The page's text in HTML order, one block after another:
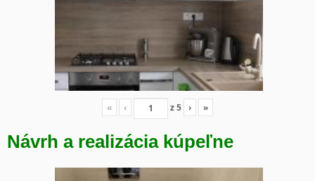
« ‹ z5 › »
Návrh a realizácia kúpeľne